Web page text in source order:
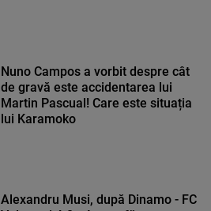
Nuno Campos a vorbit despre cât
de gravă este accidentarea lui
Martin Pascual! Care este situația
lui Karamoko
Alexandru Musi, după Dinamo - FC